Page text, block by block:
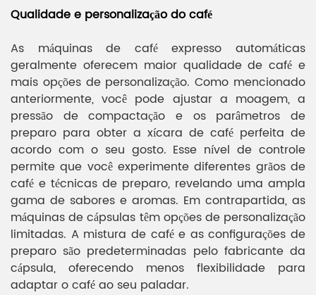
Qualidade e personalização do café
As máquinas de café expresso automáticas
geralmente oferecem maior qualidade de café e
mais opções de personalização. Como mencionado
anteriormente, você pode ajustar a moagem, a
pressão de compactação e os parâmetros de
preparo para obter a xícara de café perfeita de
acordo com o seu gosto. Esse nível de controle
permite que você experimente diferentes grãos de
café e técnicas de preparo, revelando uma ampla
gama de sabores e aromas. Em contrapartida, as
máquinas de cápsulas têm opções de personalização
limitadas. A mistura de café e as configurações de
preparo são predeterminadas pelo fabricante da
cápsula, oferecendo menos flexibilidade para
adaptar o café ao seu paladar.